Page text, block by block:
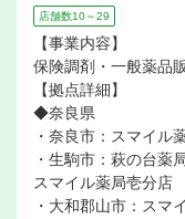
店舗数10～29
【事業内容】
保険調剤・一般薬品
【拠点詳細】
◆奈良県
・奈良市：スマイル
・生駒市：萩の台薬
スマイル薬局壱分店
・大和郡山市：スマ